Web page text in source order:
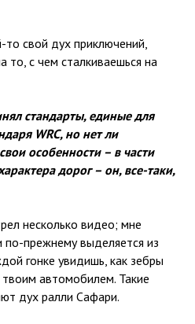
свой дух приключений,
то, с чем сталкиваешься на
стандарты, единые для
WRC, но нет ли
особенности – в части
дорог – он, все-таки,
несколько видео; мне
по-прежнему выделяется из
гонке увидишь, как зебры
автомобилем. Такие
дух ралли Сафари.